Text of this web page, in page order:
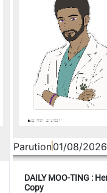
Parution01/08/2026
DAILY MOO-TING :
Copy